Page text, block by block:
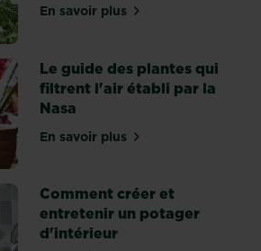
En savoir plussur Les plantes
Le guide des plantes qui
filtrent l'air établi par la
Nasa
En savoir plussur Le guide des plantes
Comment créer et
entretenir un potager
d'intérieur